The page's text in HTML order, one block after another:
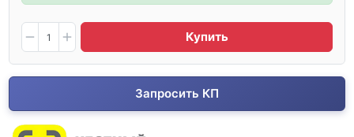
Купить
Запросить КП